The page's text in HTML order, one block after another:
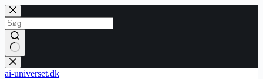
Fortsæt
til
indhold
Ingen
resultater
ai-universet.dk